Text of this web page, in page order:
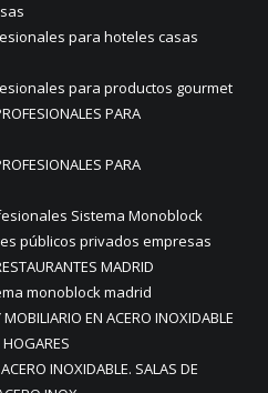
para hoteles casas
para productos gourmet
PARA
PARA
Sistema Monoblock
públicos privados empresas
MADRID
monoblock madrid
EN ACERO INOXIDABLE
INOXIDABLE. SALAS DE